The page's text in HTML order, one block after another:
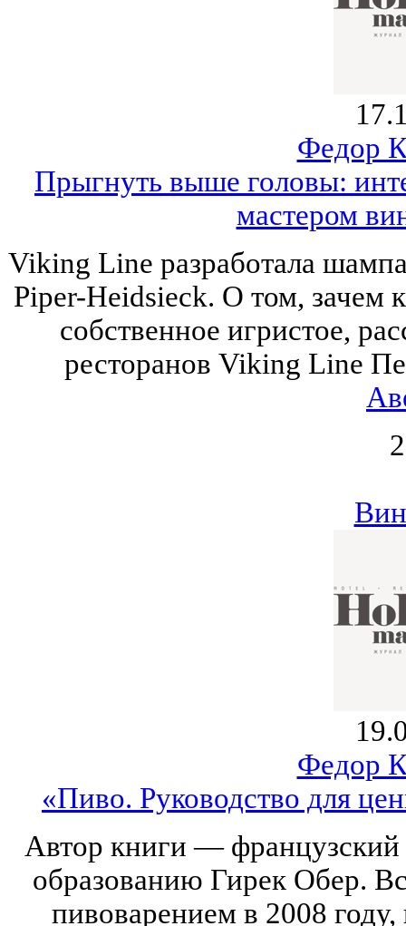
Федор
Прыгнуть выше головы:
мастером
Viking Line разработала
Piper-Heidsieck. О том, зачем
собственное игристое,
ресторанов Viking Line
Федор
«Пиво. Руководство для
Автор книги — французский
образованию Гирек Обер.
пивоварением в 2008